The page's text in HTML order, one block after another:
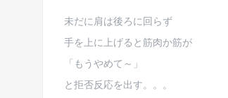
未だに肩は後ろに回らず
手を上に上げると筋肉か筋が
「もうやめて～」
と拒否反応を出す。。。